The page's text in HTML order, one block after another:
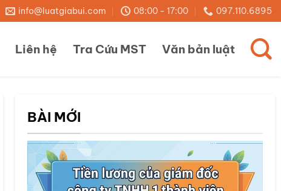
info@luatgiabui.com 08:00 - 17:00 097.110.6895
Liên hệ Tra Cứu MST Văn bản luật
BÀI MỚI